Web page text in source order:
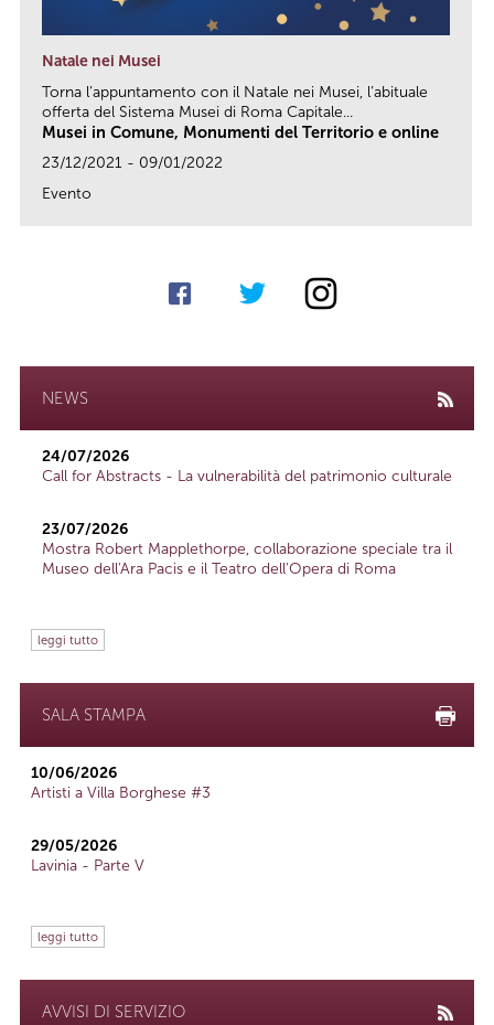
Natale nei Musei
Torna l’appuntamento con il Natale nei Musei, l’abituale
offerta del Sistema Musei di Roma Capitale...
Musei in Comune, Monumenti del Territorio e online
23/12/2021 - 09/01/2022
Evento
NEWS
24/07/2026
Call for Abstracts - La vulnerabilità del patrimonio culturale
23/07/2026
Mostra Robert Mapplethorpe, collaborazione speciale tra il
Museo dell'Ara Pacis e il Teatro dell'Opera di Roma
leggi tutto
SALA STAMPA
10/06/2026
Artisti a Villa Borghese #3
29/05/2026
Lavinia - Parte V
leggi tutto
AVVISI DI SERVIZIO